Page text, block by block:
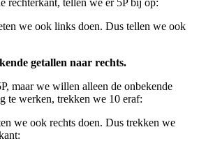
we ook links doen. Dus tellen we ook
getallen naar rechts.
maar we willen alleen de onbekende
te werken, trekken we 10 eraf:
we ook rechts doen. Dus trekken we